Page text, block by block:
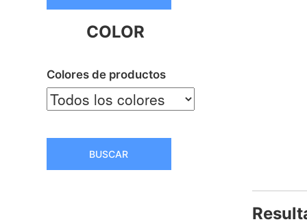
COLOR
Colores de productos
BUSCAR